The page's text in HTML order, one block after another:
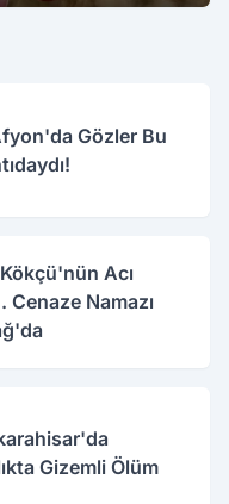
Gözler Bu
Acı
Cenaze Namazı
Gizemli Ölüm